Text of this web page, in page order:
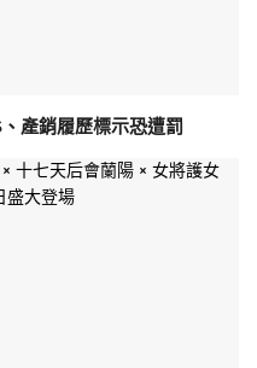
產銷履歷標示恐遭罰